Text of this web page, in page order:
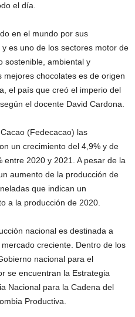
el día.
en el mundo por sus
es uno de los sectores motor de
sostenible, ambiental y
chocolates es de origen
el país que creó el imperio del
el docente David Cardona.
(Fedecacao) las
un crecimiento del 4,9% y de
2020 y 2021. A pesar de la
aumento de la producción de
que indican un
a la producción de 2020.
nacional es destinada a
creciente. Dentro de los
nacional para el
se encuentran la Estrategia
Nacional para la Cadena del
Productiva.